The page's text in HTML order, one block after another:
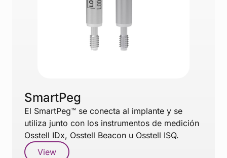
SmartPeg
El SmartPeg™ se conecta al implante y se
utiliza junto con los instrumentos de medición
Osstell IDx, Osstell Beacon u Osstell ISQ.
View